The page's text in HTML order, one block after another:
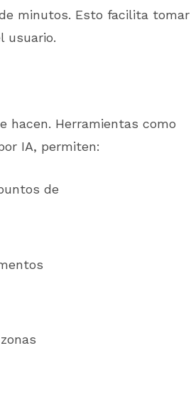
minutos. Esto facilita tomar
usuario.
hacen. Herramientas como
IA, permiten:
de